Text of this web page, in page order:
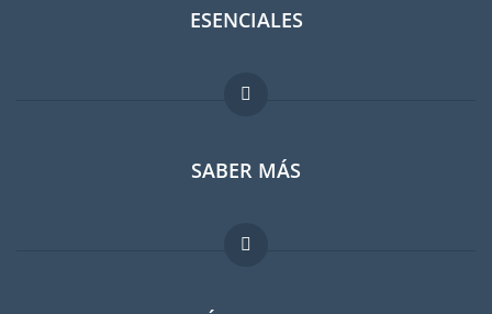
ESENCIALES
Foro para expatriados
Guia para expatriados
Trabajos en el extranjero
SABER MÁS
FAQ